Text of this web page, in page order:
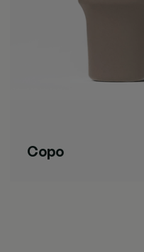
Copo